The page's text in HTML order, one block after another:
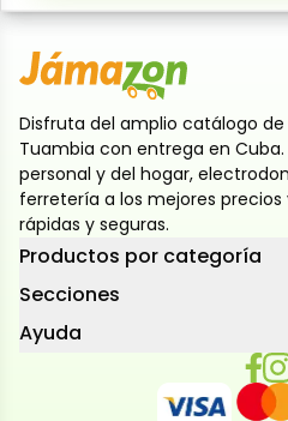
Disfruta del amplio catálogo
Tuambia con entrega en
personal y del hogar,
ferretería a los mejores
rápidas y seguras.
Productos por categoría
Secciones
Ayuda